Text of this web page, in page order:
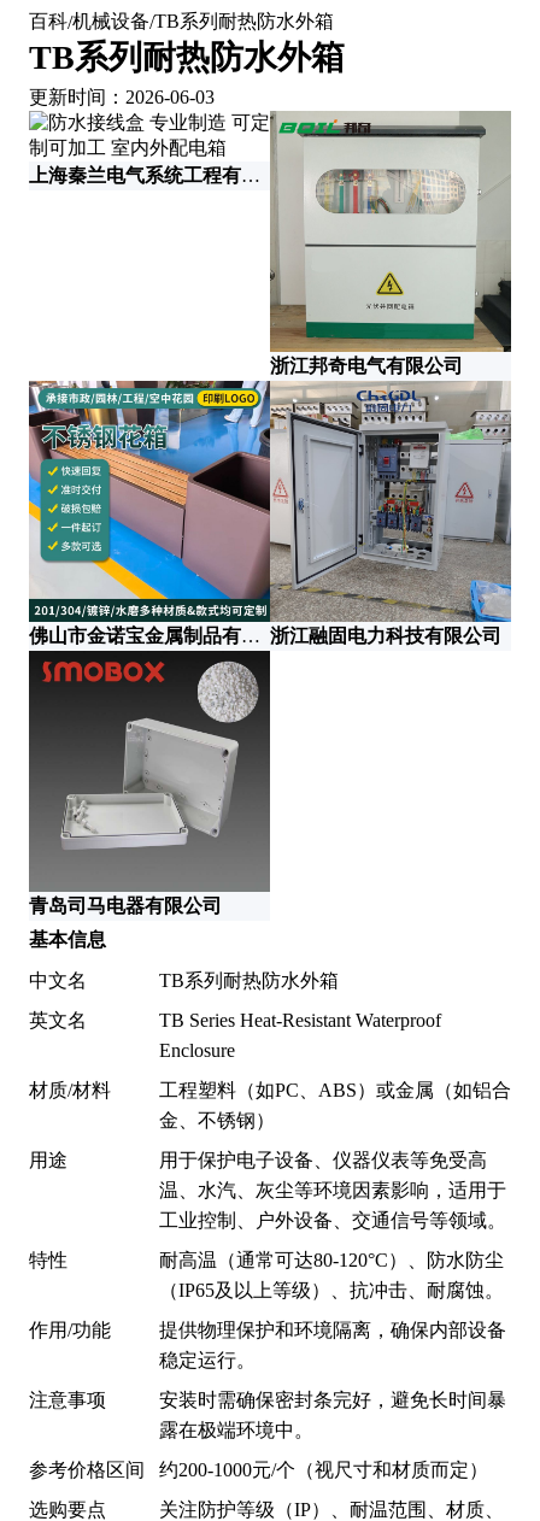
百科/机械设备/TB系列耐热防水外箱
TB系列耐热防水外箱
更新时间：2026-06-03
上海秦兰电气系统工程有限公司
浙江邦奇电气有限公司
佛山市金诺宝金属制品有限公司 浙江融固电力科技有限公司
青岛司马电器有限公司
基本信息
中文名
TB系列耐热防水外箱
英文名
TB Series Heat-Resistant Waterproof
Enclosure
材质/材料
工程塑料（如PC、ABS）或金属（如铝合
金、不锈钢）
用途
用于保护电子设备、仪器仪表等免受高
温、水汽、灰尘等环境因素影响，适用于
工业控制、户外设备、交通信号等领域。
特性
耐高温（通常可达80-120°C）、防水防尘
（IP65及以上等级）、抗冲击、耐腐蚀。
作用/功能
提供物理保护和环境隔离，确保内部设备
稳定运行。
注意事项
安装时需确保密封条完好，避免长时间暴
露在极端环境中。
参考价格区间
约200-1000元/个（视尺寸和材质而定）
选购要点
关注防护等级（IP）、耐温范围、材质、